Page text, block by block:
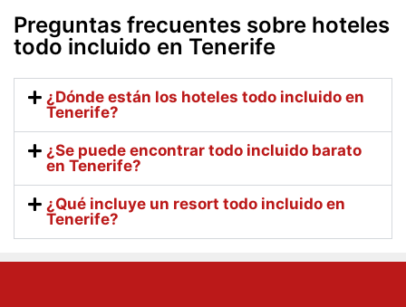
Preguntas frecuentes sobre hoteles
todo incluido en Tenerife
¿Dónde están los hoteles todo incluido en
Tenerife?
¿Se puede encontrar todo incluido barato
en Tenerife?
¿Qué incluye un resort todo incluido en
Tenerife?